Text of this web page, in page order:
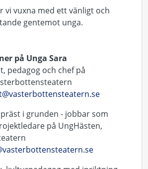
vi vuxna med ett vänligt och
gentemot unga.
på Unga Sara
pedagog och chef på
i grunden - jobbar som
på UngHästen,